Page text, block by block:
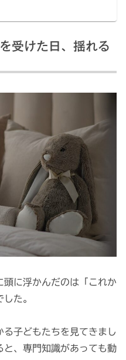
受けた日、揺れる
に浮かんだのは「これか
た。
子どもたちを見てきまし
と、専門知識があっても動